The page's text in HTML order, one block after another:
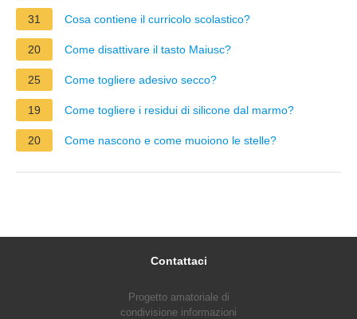
31 Cosa contiene il curricolo scolastico?
20 Come disattivare il tasto Maiusc?
25 Come togliere adesivo secco?
19 Come togliere i residui di silicone dal marmo?
20 Come nascono e come muoiono le stelle?
Contattaci
Progetto amatoriale di
condivisione informazioni